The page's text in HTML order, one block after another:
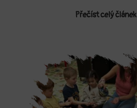
Přečíst celý článek